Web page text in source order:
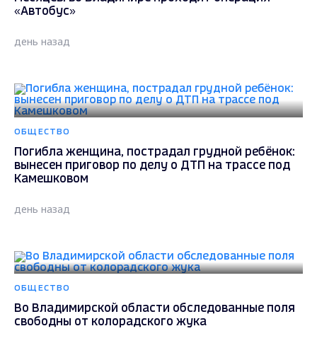
«Автобус»
день назад
ОБЩЕСТВО
Погибла женщина, пострадал грудной ребёнок:
вынесен приговор по делу о ДТП на трассе под
Камешковом
день назад
ОБЩЕСТВО
Во Владимирской области обследованные поля
свободны от колорадского жука